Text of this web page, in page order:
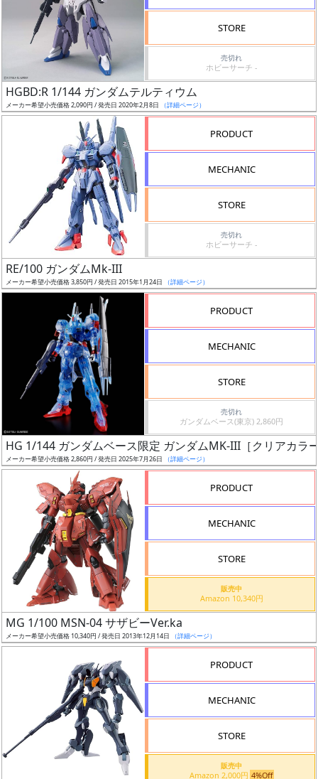
ル
シ
ー
ズ・
況
売
始
前
抽
選
活
STORE
売切れ
ホビーサーチ -
HGBD:R 1/144 ガンダムテルティウム
メーカー希望小売価格 2,090円 / 発売日 2020年2月8日 （詳細ページ）
PRODUCT
MECHANIC
STORE
売切れ
ホビーサーチ -
RE/100 ガンダムMk-III
メーカー希望小売価格 3,850円 / 発売日 2015年1月24日 （詳細ページ）
PRODUCT
MECHANIC
STORE
売切れ
ガンダムベース(東京) 2,860円
HG 1/144 ガンダムベース限定 ガンダムMK-III［クリアカラ
メーカー希望小売価格 2,860円 / 発売日 2025年7月26日 （詳細ページ）
PRODUCT
MECHANIC
STORE
販売中
Amazon 10,340円
MG 1/100 MSN-04 サザビーVer.ka
メーカー希望小売価格 10,340円 / 発売日 2013年12月14日 （詳細ページ）
PRODUCT
MECHANIC
STORE
販売中
Amazon 2,000円 4%Off